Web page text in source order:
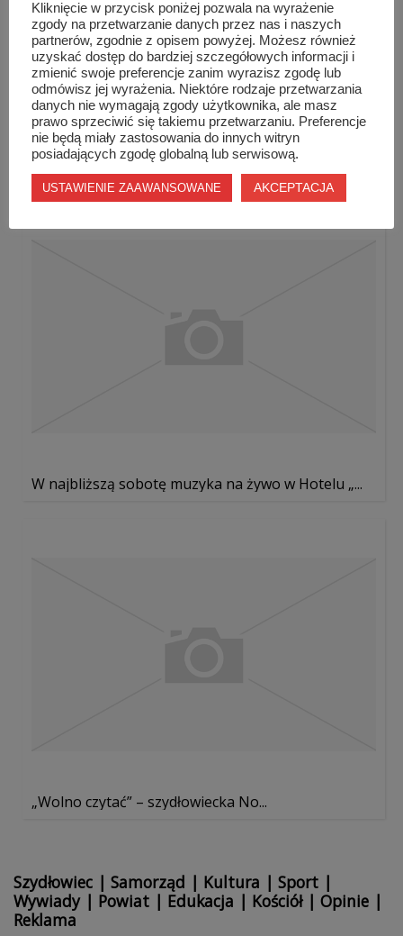
Szydłowiec zagrał dla Wioli! To był wieczór pełen ...
W najbliższą sobotę muzyka na żywo w Hotelu „...
„Wolno czytać” – szydłowiecka No...
Szydłowiec | Samorząd | Kultura | Sport |
Wywiady| Powiat | Edukacja | Kościół| Opinie |
Reklama
Kliknięcie w przycisk poniżej pozwala na wyrażenie
zgody na przetwarzanie danych przez nas i naszych
partnerów, zgodnie z opisem powyżej. Możesz również
uzyskać dostęp do bardziej szczegółowych informacji i
zmienić swoje preferencje zanim wyrazisz zgodę lub
odmówisz jej wyrażenia. Niektóre rodzaje przetwarzania
danych nie wymagają zgody użytkownika, ale masz
prawo sprzeciwić się takiemu przetwarzaniu. Preferencje
nie będą miały zastosowania do innych witryn
posiadających zgodę globalną lub serwisową.
USTAWIENIE ZAAWANSOWANE AKCEPTACJA